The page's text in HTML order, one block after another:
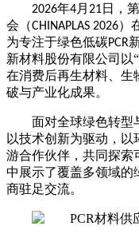
2026年4月 21日，
会（CHINAPLAS 2026）
为专注于绿色低碳PCR
新材料股份有限公司以
在消费后再生材料、生
破与产业化成果。
面对全球绿色转型
以技术创新为驱动，
游合作伙伴，共同探索
中展示了覆盖多领域的
商驻足交流。